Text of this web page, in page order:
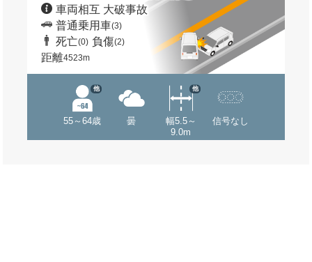
車両相互 大破事故
普通乗用車(3)
死亡(0) 負傷(2)
距離4523m
55～64歳
他
曇
幅5.5～
9.0m
他
信号なし